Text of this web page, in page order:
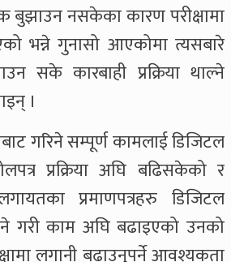
बुझाउन नसकेका कारण परीक्षामा
भन्ने गुनासो आएकोमा त्यसबारे
सके कारबाही प्रक्रिया थाल्ने
।
गरिने सम्पूर्ण कामलाई डिजिटल
प्रक्रिया अघि बढिसकेको र
प्रमाणपत्रहरु डिजिटल
गरी काम अघि बढाइएको उनको
लगानी बढाउनुपर्ने आवश्यकता